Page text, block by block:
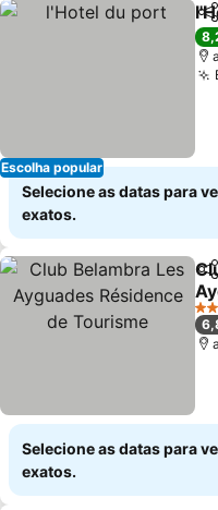
Escolha popular
Selecione as datas para
exatos.
2
Selecione as datas para
exatos.